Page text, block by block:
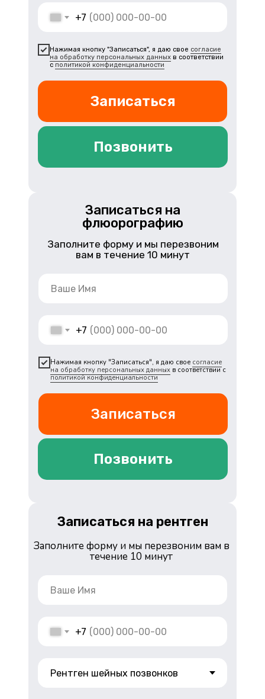
+7
Нажимая кнопку "Записаться", я даю свое согласие
на обработку персональных данных в соответствии
с политикой конфиденциальности
Записаться
Позвонить
Заполните форму и мы перезвоним
вам в течение 10 минут
Позвонить
Записаться на
флюорографию
+7
Нажимая кнопку "Записаться", я даю свое согласие
на обработку персональных данных в соответствии с
политикой конфиденциальности
Записаться
Заполните форму и мы перезвоним вам в
течение 10 минут
Записаться на рентген
+7